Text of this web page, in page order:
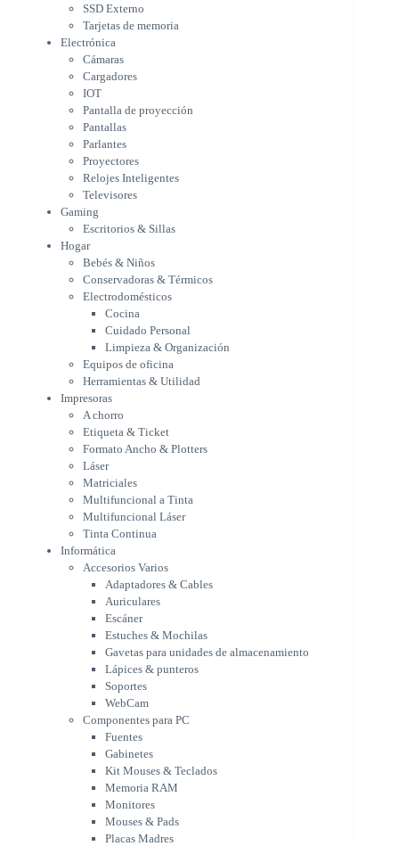
Proyectores
Relojes Inteligentes
Televisores
Gaming
Escritorios & Sillas
Hogar
Bebés & Niños
Conservadoras & Térmicos
Electrodomésticos
Cocina
Cuidado Personal
Limpieza & Organización
Equipos de oficina
Herramientas & Utilidad
Impresoras
A chorro
Etiqueta & Ticket
Formato Ancho & Plotters
Matriciales
Multifuncional a Tinta
Tinta Continua
Informática
Accesorios Varios
Adaptadores & Cables
Auriculares
Escáner
Estuches & Mochilas
Gavetas para unidades de
almacenamiento
Lápices & punteros
Soportes
WebCam
Componentes para PC
Fuentes
Gabinetes
Kit Mouses & Teclados
Memoria RAM
Monitores
Mouses & Pads
Placas Madres
Procesadores
Refrigeración & Enfriamiento
Tarjetas Gráficas
Teclados
Equipos NUC
SSD Externo
Tarjetas de memoria
Electrónica
Cámaras
Cargadores
IOT
Pantalla de proyección
Pantallas
Parlantes
Proyectores
Relojes Inteligentes
Televisores
Gaming
Escritorios & Sillas
Hogar
Bebés & Niños
Conservadoras & Térmicos
Electrodomésticos
Cocina
Cuidado Personal
Limpieza & Organización
Equipos de oficina
Herramientas & Utilidad
Impresoras
A chorro
Etiqueta & Ticket
Formato Ancho & Plotters
Láser
Matriciales
Multifuncional a Tinta
Multifuncional Láser
Tinta Continua
Informática
Accesorios Varios
Adaptadores & Cables
Auriculares
Escáner
Estuches & Mochilas
Gavetas para unidades de almacenamiento
Lápices & punteros
Soportes
WebCam
Componentes para PC
Fuentes
Gabinetes
Kit Mouses & Teclados
Memoria RAM
Monitores
Mouses & Pads
Placas Madres